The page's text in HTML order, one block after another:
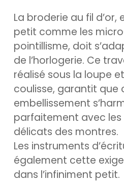
La broderie au fil
petit comme les
pointillisme, doit
de l’horlogerie. Ce
réalisé sous la loupe
coulisse, garantit que
embellissement
parfaitement avec
délicats des montres.
Les instruments
également cette
dans l’infiniment petit.